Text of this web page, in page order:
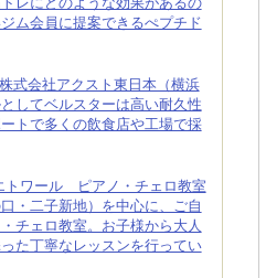
ム会員に提案できるぺプチド
式会社アクスト東日本（横浜
してベルスターは高い耐久性
トで多くの飲食店や工場で採
トワール ピアノ・チェロ教室
・二子新地）を中心に、ご自
チェロ教室。お子様から大人
た丁寧なレッスンを行ってい